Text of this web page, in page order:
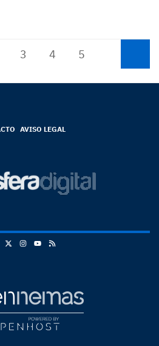
3 4 5
AVISO LEGAL
Instagram